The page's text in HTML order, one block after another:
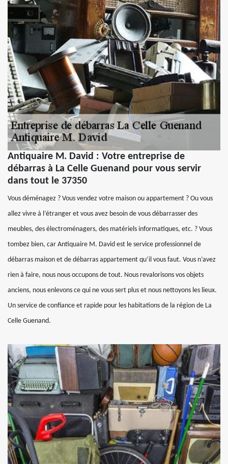
Antiquaire M. David : Votre entreprise de
débarras à La Celle Guenand pour vous servir
dans tout le 37350
Vous déménagez ? Vous vendez votre maison ou appartement ? Ou vous
allez vivre à l’étranger et vous avez besoin de vous débarrasser des
meubles, des électroménagers, des matériels informatiques, etc. ? Vous
tombez bien, car Antiquaire M. David est le service professionnel de
débarras maison et de débarras appartement qu’il vous faut. Vous n’avez
rien à faire, nous nous occupons de tout. Nous revalorisons vos objets
anciens, nous enlevons ce qui ne vous sert plus et nous nettoyons les lieux.
Un service de confiance et rapide pour les habitations de la région de La
Celle Guenand.